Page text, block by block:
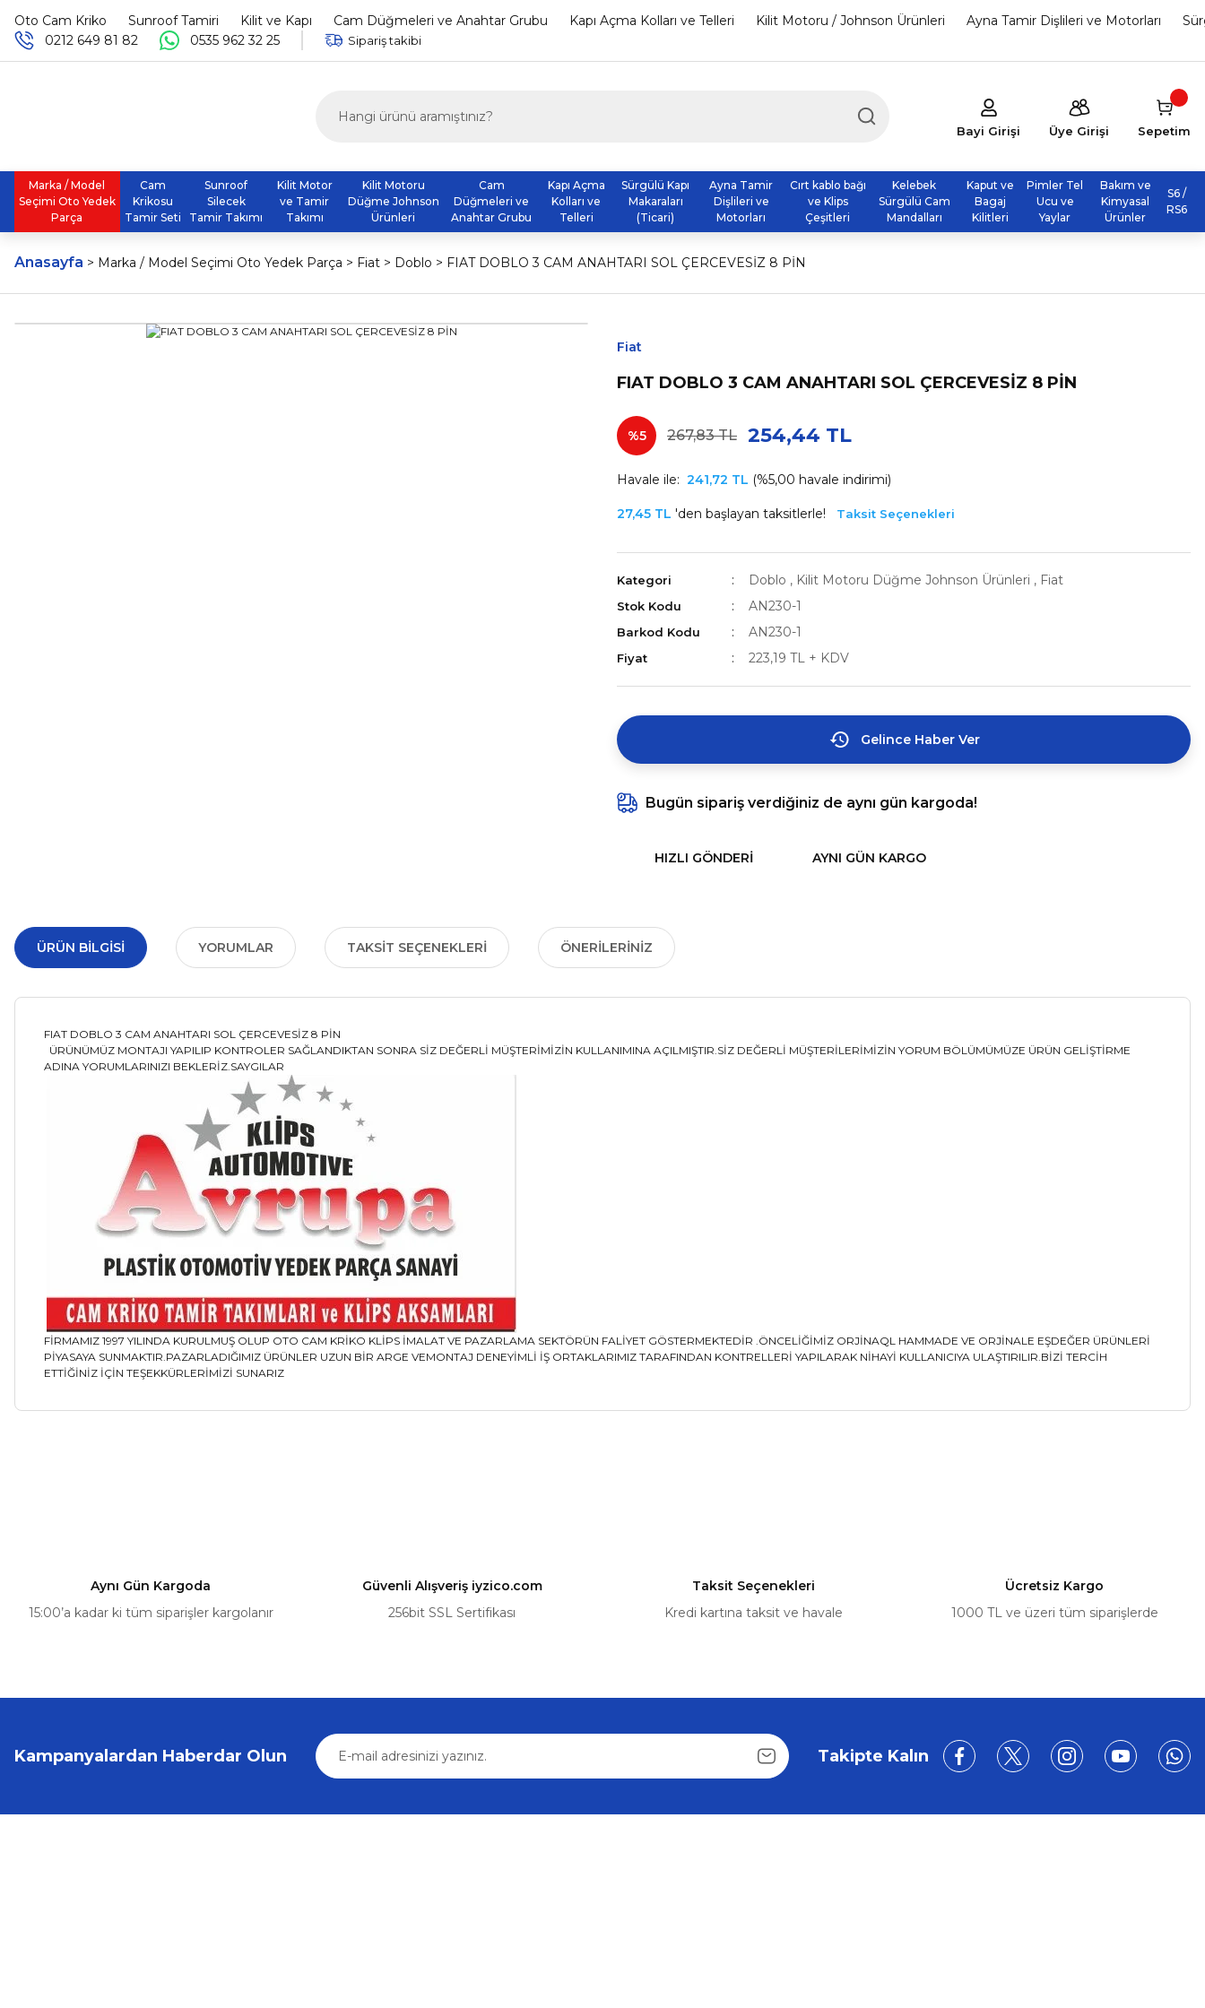
Oto Cam Kriko Sunroof Tamiri Kilit ve Kapı Cam Düğmeleri ve Anahtar Grubu Kapı Açma Kolları ve Telleri Kilit Motoru / Johnson Ürünleri Ayna Tamir Dişlileri ve Motorları
0212 649 81 82
0535 962 32 25 Sipariş takibi
Bayi Girişi Üye Girişi Sepetim
Marka / Model
Seçimi Oto Yedek
Parça
Cam
Krikosu
Tamir Seti
Sunroof
Silecek
Tamir Takımı
Kilit Motor
ve Tamir
Takımı
Kilit Motoru
Düğme Johnson
Ürünleri
Cam
Düğmeleri ve
Anahtar Grubu
Kapı Açma
Kolları ve
Telleri
Sürgülü Kapı
Makaraları
(Ticari)
Ayna Tamir
Dişlileri ve
Motorları
Cırt kablo bağı
ve Klips
Çeşitleri
Kelebek
Sürgülü Cam
Mandalları
Kaput ve
Bagaj
Kilitleri
Pimler Tel
Ucu ve
Yaylar
Bakım ve
Kimyasal
Ürünler
S6 /
RS6
Anasayfa Marka / Model Seçimi Oto Yedek Parça Fiat Doblo FIAT DOBLO 3 CAM ANAHTARI SOL ÇERCEVESİZ 8 PİN
Fiat
FIAT DOBLO 3 CAM ANAHTARI SOL ÇERCEVESİZ 8 PİN
%5 267,83 TL 254,44 TL
Havale ile: 241,72 TL (%5,00 havale indirimi)
27,45 TL 'den başlayan taksitlerle! Taksit Seçenekleri
Kategori Doblo , Kilit Motoru Düğme Johnson Ürünleri , Fiat
Stok Kodu AN230-1
Barkod Kodu AN230-1
Fiyat 223,19 TL + KDV
Gelince Haber Ver
Bugün sipariş verdiğiniz de aynı gün kargoda!
HIZLI GÖNDERI AYNI GÜN KARGO
ÜRÜN BILGISI YORUMLAR TAKSIT SEÇENEKLERI ÖNERILERINIZ
FIAT DOBLO 3 CAM ANAHTARI SOL ÇERCEVESİZ 8 PİN
ÜRÜNÜMÜZ MONTAJI YAPILIP KONTROLER SAĞLANDIKTAN SONRA SİZ DEĞERLİ MÜŞTERİMİZİN KULLANIMINA AÇILMIŞTIR.SİZ DEĞERLİ MÜŞTERİLERİMİZİN YORUM BÖLÜMÜMÜZE ÜRÜN GELİŞTİRME
ADINA YORUMLARINIZI BEKLERİZ.SAYGILAR
FİRMAMIZ 1997 YILINDA KURULMUŞ OLUP OTO CAM KRİKO KLİPS İMALAT VE PAZARLAMA SEKTÖRÜN FALİYET GÖSTERMEKTEDİR .ÖNCELİĞİMİZ ORJİNAQL HAMMADE VE ORJİNALE EŞDEĞER ÜRÜNLERİ
PİYASAYA SUNMAKTIR.PAZARLADIĞIMIZ ÜRÜNLER UZUN BİR ARGE VEMONTAJ DENEYİMLİ İŞ ORTAKLARIMIZ TARAFINDAN KONTRELLERİ YAPILARAK NİHAYİ KULLANICIYA ULAŞTIRILIR.BİZİ TERCİH
ETTİĞİNİZ İÇİN TEŞEKKÜRLERİMİZİ SUNARIZ
Ürün bilgilerinde hatalar bulunuyor.
Ürün fiyatı diğer sitelerden daha pahalı.
Aynı Gün Kargoda
15:00’a kadar ki tüm siparişler kargolanır
Güvenli Alışveriş iyzico.com
256bit SSL Sertifikası
Taksit Seçenekleri
Kredi kartına taksit ve havale
Ücretsiz Kargo
1000 TL ve üzeri tüm siparişlerde
Kampanyalardan Haberdar Olun Takipte Kalın